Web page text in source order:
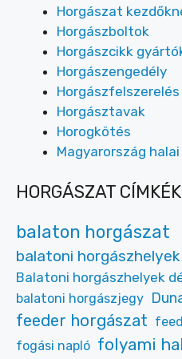
Horgászat
Horgászboltok
Horgászcikk
Horgászengedély
Horgászfelszerelés
Horgásztavak
Horogkötés
Magyarország halai
HORGÁSZAT CÍMKÉK
balaton horgászat
balatoni horgászhelyek
Balatoni horgászhelyek
balatoni horgászjegy
feeder horgászat
fogási napló folyami hal